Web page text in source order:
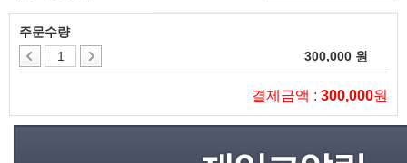
주문수량
300,000 원
결제금액 : 300,000원